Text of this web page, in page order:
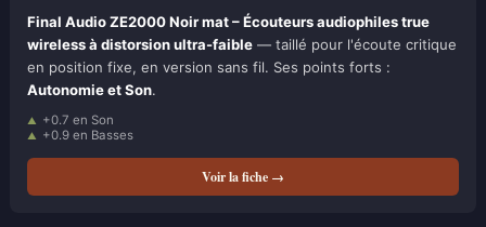
Final Audio ZE2000 Noir mat – Écouteurs audiophiles true
wireless à distorsion ultra-faible — taillé pour l'écoute critique
en position fixe, en version sans fil. Ses points forts :
Autonomie et Son.
+0.7 en Son
+0.9 en Basses
Voir la fiche →